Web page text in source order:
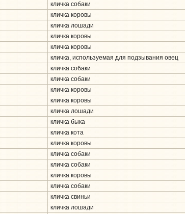
кличка собаки
кличка коровы
кличка лошади
кличка коровы
кличка коровы
кличка, используемая для подзывания овец
кличка собаки
кличка собаки
кличка коровы
кличка коровы
кличка лошади
кличка быка
кличка кота
кличка коровы
кличка собаки
кличка собаки
кличка коровы
кличка собаки
кличка свиньи
кличка лошади